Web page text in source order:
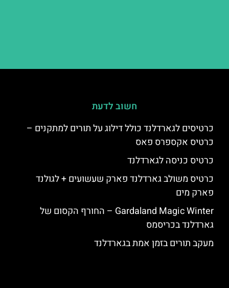
חשוב לדעת
כרטיסים לגארדלנד כולל דילוג על תורים למתקנים –
כרטיס אקספרס פאס
כרטיס כניסה לגארדלנד
כרטיס משולב גארדלנד פארק שעשועים + לגולנד
פארק מים
Gardaland Magic Winter – החורף הקסום של
גארדלנד בכריסמס
מעקב תורים בזמן אמת בגארדלנד